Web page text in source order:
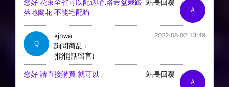
A
站長回覆
您好 花束全省可以配送唷.洛帝盆栽跟
落地蘭花 不能宅配唷
Q
kjhwa 2022-08-02 13:49
詢問商品 :
(悄悄話留言)
A
站長回覆
您好 請直接購買 就可以